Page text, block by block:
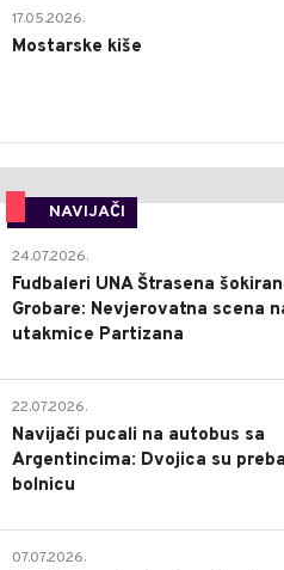
17.05.2026.
Mostarske kiše
NAVIJAČI
24.07.2026.
Fudbaleri UNA Štrasena
Grobare: Nevjerovatna scena
utakmice Partizana
22.07.2026.
Navijači pucali na autobus sa
Argentincima: Dvojica su
bolnicu
07.07.2026.